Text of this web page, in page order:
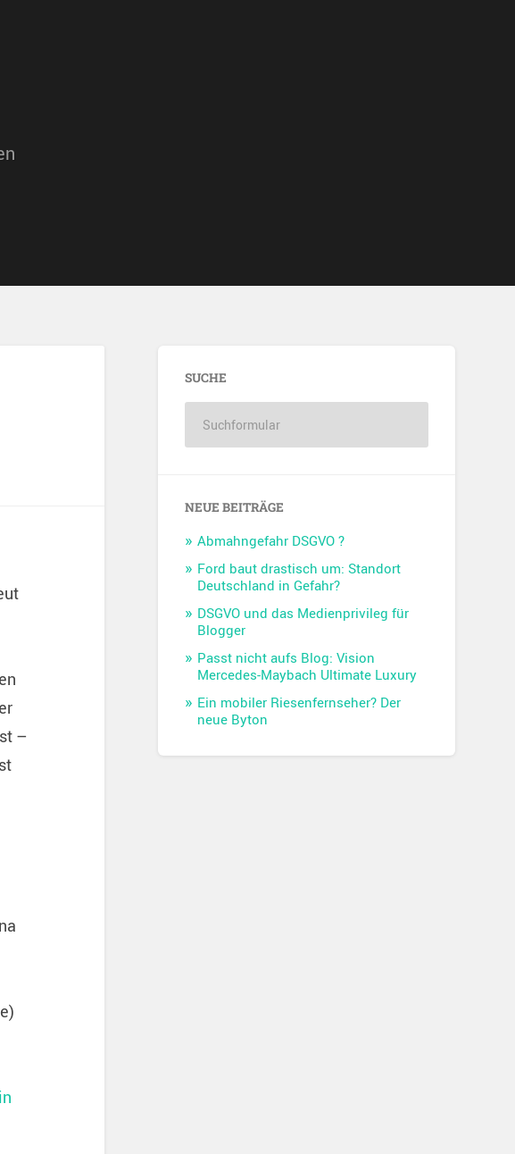
–
SUCHE
NEUE BEITRÄGE
Abmahngefahr DSGVO ?
Ford baut drastisch um: Standort
Deutschland in Gefahr?
DSGVO und das Medienprivileg für
Blogger
Passt nicht aufs Blog: Vision
Mercedes-Maybach Ultimate Luxury
Ein mobiler Riesenfernseher? Der
neue Byton